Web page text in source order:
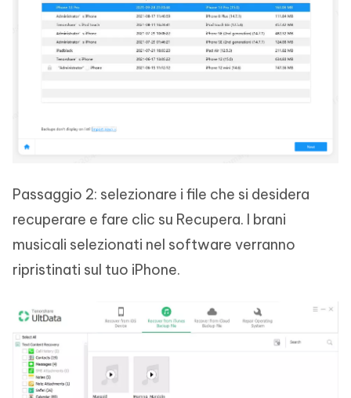
Passaggio 2: selezionare i file che si desidera
recuperare e fare clic su Recupera. I brani
musicali selezionati nel software verranno
ripristinati sul tuo iPhone.